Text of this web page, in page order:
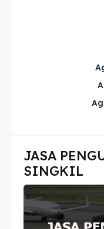
Imta
Legalisir
Apostille
Imta
Legalisir
Apostille
JASA
SINGKIL